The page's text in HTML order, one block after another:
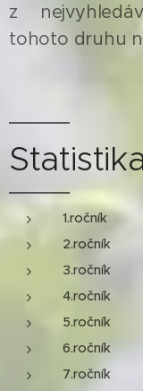
z
tohoto druhu
1.ročník
2.ročník
3.ročník
4.ročník
5.ročník
6.ročník
7.ročník